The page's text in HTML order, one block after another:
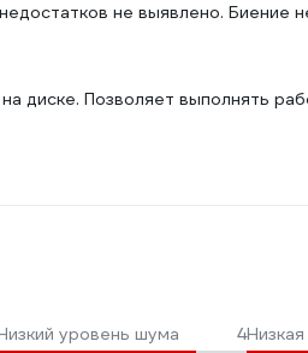
не выявлено. Биение
диске. Позволяет выполнять
уровень шума 4